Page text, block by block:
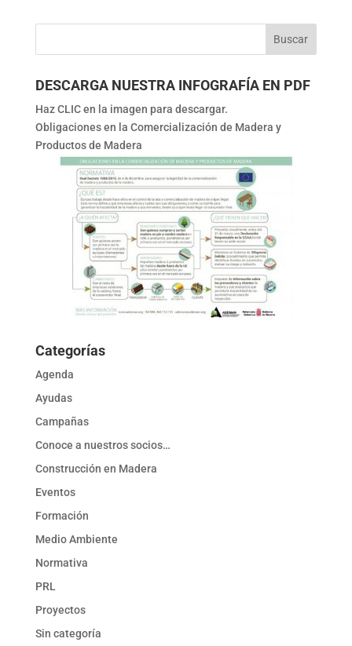
DESCARGA NUESTRA INFOGRAFÍA EN PDF
Haz CLIC en la imagen para descargar.
Obligaciones en la Comercialización de Madera y
Productos de Madera
Categorías
Agenda
Ayudas
Campañas
Conoce a nuestros socios…
Construcción en Madera
Eventos
Formación
Medio Ambiente
Normativa
PRL
Proyectos
Sin categoría